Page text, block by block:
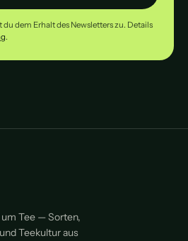
dem Erhalt des Newsletters zu. Details
.
Tee — Sorten,
Teekultur aus